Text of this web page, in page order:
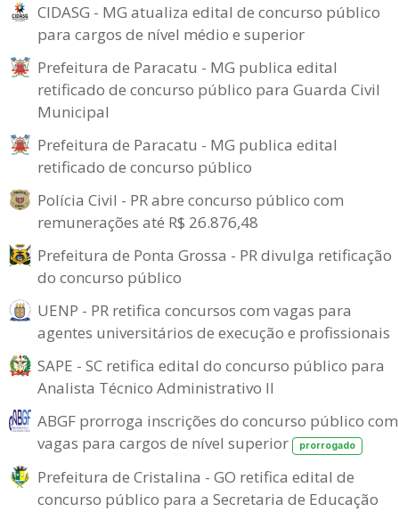
CIDASG - MG atualiza edital de concurso público
para cargos de nível médio e superior
Prefeitura de Paracatu - MG publica edital
retificado de concurso público para Guarda Civil
Municipal
Prefeitura de Paracatu - MG publica edital
retificado de concurso público
Polícia Civil - PR abre concurso público com
remunerações até R$ 26.876,48
Prefeitura de Ponta Grossa - PR divulga retificação
do concurso público
UENP - PR retifica concursos com vagas para
agentes universitários de execução e profissionais
SAPE - SC retifica edital do concurso público para
Analista Técnico Administrativo II
ABGF prorroga inscrições do concurso público com
vagas para cargos de nível superior
prorrogado
Prefeitura de Cristalina - GO retifica edital de
concurso público para a Secretaria de Educação